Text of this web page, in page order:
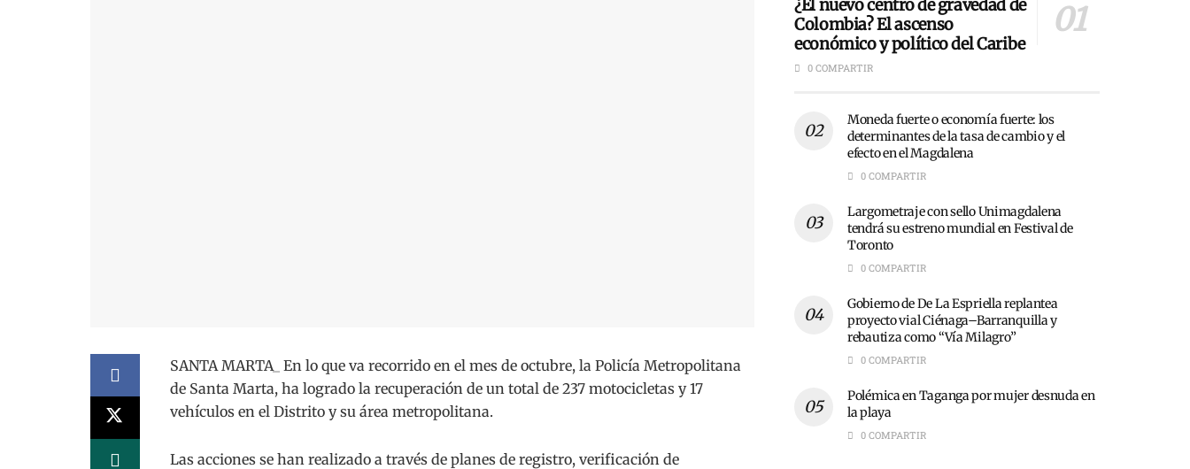
SANTA MARTA_ En lo que va recorrido en el mes de octubre, la Policía Metropolitana
de Santa Marta, ha logrado la recuperación de un total de 237 motocicletas y 17
vehículos en el Distrito y su área metropolitana.
Las acciones se han realizado a través de planes de registro, verificación de
¿El nuevo centro de gravedad de
Colombia? El ascenso
económico y político del Caribe
0 COMPARTIR
Moneda fuerte o economía fuerte: los
determinantes de la tasa de cambio y el
efecto en el Magdalena
0 COMPARTIR
Largometraje con sello Unimagdalena
tendrá su estreno mundial en Festival de
Toronto
0 COMPARTIR
Gobierno de De La Espriella replantea
proyecto vial Ciénaga–Barranquilla y
rebautiza como “Vía Milagro”
0 COMPARTIR
Polémica en Taganga por mujer desnuda en
la playa
0 COMPARTIR